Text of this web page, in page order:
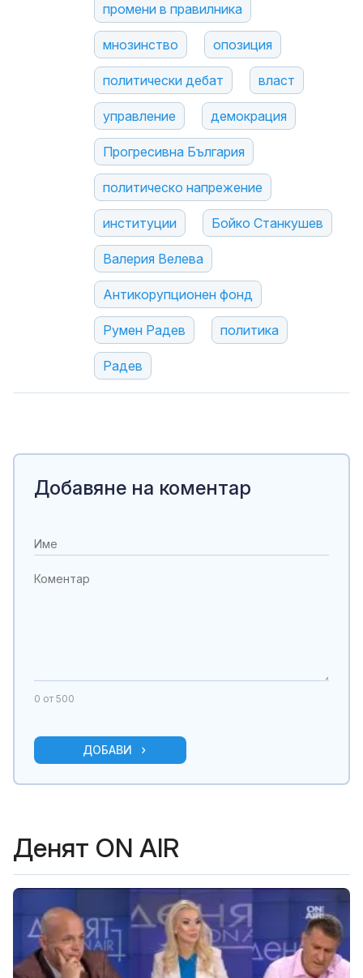
промени в правилника
мнозинство опозиция
политически дебат власт
управление демокрация
Прогресивна България
политическо напрежение
институции Бойко Станкушев
Валерия Велева
Антикорупционен фонд
Румен Радев политика
Радев
Добавяне на коментар
0 от 500
ДОБАВИ
Денят ON AIR